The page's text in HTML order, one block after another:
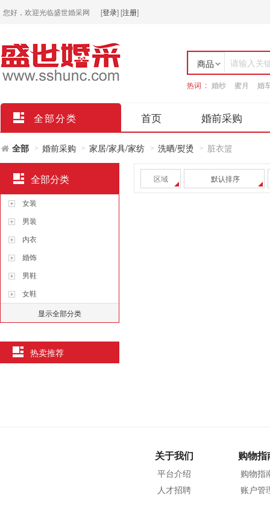
您好，欢迎光临盛世婚采网 [登录][注册]
商品
店铺
请输入关
热词 : 婚纱 蜜月 婚
全部分类 首页 婚前采购
全部 > 婚前采购 > 家居/家具/家纺 > 洗晒/熨烫 > 脏衣篮
区域 默认排序
全部分类
女装
男装
内衣
婚饰
男鞋
女鞋
显示全部分类
热卖推荐
关于我们
平台介绍
人才招聘
购物指
购物指
账户管